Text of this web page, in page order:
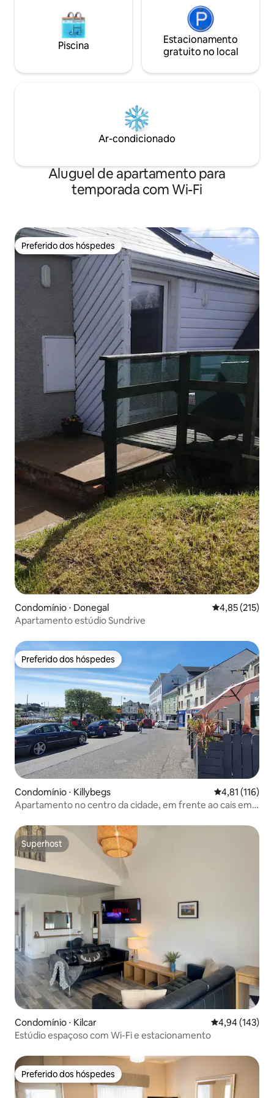
Piscina
Estacionamento
gratuito no local
Ar-condicionado
Aluguel de apartamento para
temporada com Wi-Fi
Preferido dos hóspedes
Preferido dos hóspedes
Condomínio ⋅ Donegal 4,85 de uma
4,85 (215)
Apartamento estúdio Sundrive
Preferido dos hóspedes
Preferido dos hóspedes
Condomínio ⋅ Killybegs 4,81 de uma
4,81 (116)
Apartamento no centro da cidade, em frente ao cais em
Superhost
Superhost
Condomínio ⋅ Kilcar 4,94 de uma
4,94 (143)
Estúdio espaçoso com Wi-Fi e estacionamento
Preferido dos hóspedes
Preferido dos hóspedes